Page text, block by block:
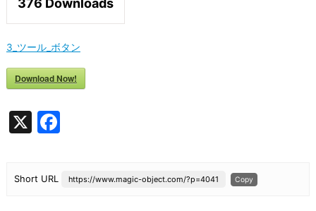
376 Downloads
3_ツール_ボタン
Download Now!
X F
e
Short URL https://www.magic-object.com/?p=4041 Copy